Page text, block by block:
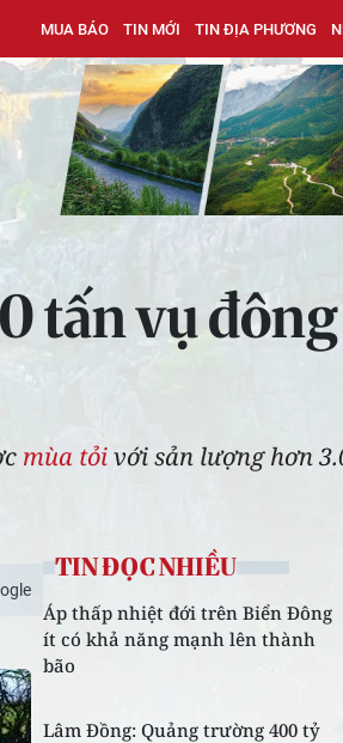
MUA BÁO TIN MỚI TIN ĐỊA PHƯƠNG
tấn vụ đông
mùa tỏivới sản lượng hơn
TIN ĐỌC NHIỀU
Áp thấp nhiệt đới trên Biển Đông
ít có khả năng mạnh lên thành
bão
Lâm Đồng: Quảng trường 400 tỷ